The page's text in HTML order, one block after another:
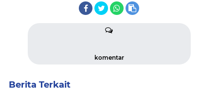
komentar
Berita Terkait